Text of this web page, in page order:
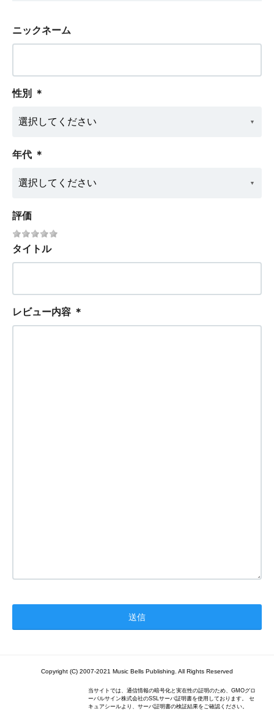
ニックネーム
性別 ＊
年代 ＊
評価
タイトル
レビュー内容 ＊
Copyright (C) 2007-2021 Music Bells Publishing. All Rights Reserved
当サイトでは、通信情報の暗号化と実在性の証明のため、GMOグロ
ーバルサイン株式会社のSSLサーバ証明書を使用しております。 セ
キュアシールより、サーバ証明書の検証結果をご確認ください。